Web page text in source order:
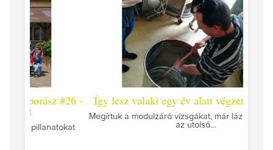
Így lesz valaki egy év alatt végzett borász #25
Megírtuk a modulzáró vizsgákat, már lázasan készülünk